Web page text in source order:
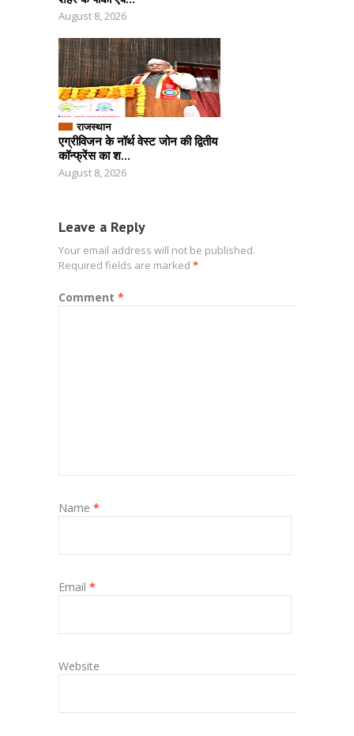
August 8, 2026
राजस्थान
एग्रीविजन के नॉर्थ वेस्ट जोन की द्वितीय
कॉन्फ्रेंस का श...
August 8, 2026
Leave a Reply
Your email address will not be published.
Required fields are marked *
Comment *
Name *
Email *
Website